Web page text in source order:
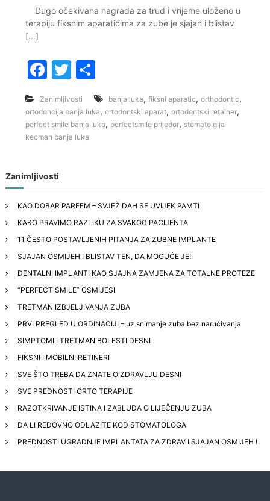
Dugo očekivana nagrada za trud i vrijeme uloženo u
terapiju fiksnim aparatićima za zube je sjajan i blistav
[…]
F
c
e
b
o
k
T
itt
er
S
h
ar
e
Zanimljivosti banja luka, fiksni aparatic, orthodontic,
ortodoncija banja luka, ortodontski aparat, ortodontski retainer,
perfect smile banja luka, perfectsmile prijedor, stomatolgija
kecman banja luka
Zanimljivosti
KAO DOBAR PARFEM – SVJEŽ DAH SE UVIJEK PAMTI
KAKO PRAVIMO RAZLIKU ZA SVAKOG PACIJENTA
11 ČESTO POSTAVLJENIH PITANJA ZA ZUBNE IMPLANTE
SJAJAN OSMIJEH I BLISTAV TEN, DA MOGUĆE JE!
DENTALNI IMPLANTI KAO SJAJNA ZAMJENA ZA TOTALNE PROTEZE
“PERFECT SMILE” OSMIJESI
TRETMAN IZBJELJIVANJA ZUBA
PRVI PREGLED U ORDINACIJI – uz snimanje zuba bez naručivanja
SIMPTOMI I TRETMAN BOLESTI DESNI
FIKSNI I MOBILNI RETINERI
SVE ŠTO TREBA DA ZNATE O ZDRAVLJU DESNI
SVE PREDNOSTI ORTO TERAPIJE
RAZOTKRIVANJE ISTINA I ZABLUDA O LIJEČENJU ZUBA
DA LI REDOVNO ODLAZITE KOD STOMATOLOGA
PREDNOSTI UGRADNJE IMPLANTATA ZA ZDRAV I SJAJAN OSMIJEH !